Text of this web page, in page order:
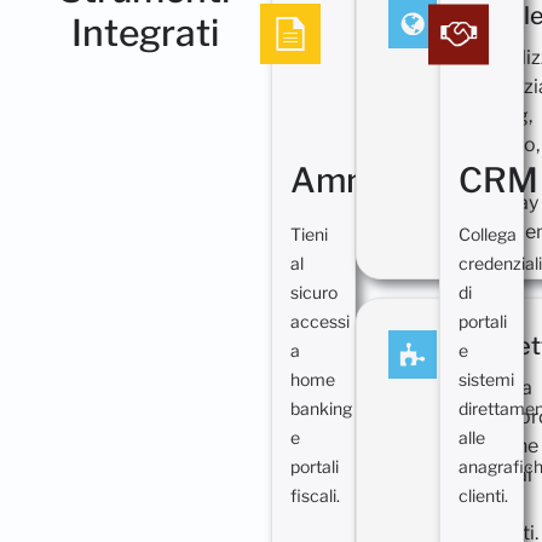
Integrati
Tieni
al
sicuro
accessi
a
home
banking
e
portali
fiscali.
hosting,
dominio,
CMS e
gateway
Associa
tecniche
token ai
singoli
progetti.
CRM
Collega
credenziali
di
portali
e
sistemi
alle
clienti.